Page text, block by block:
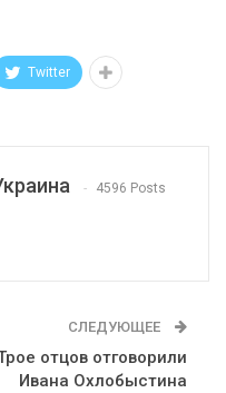
Twitter
4596 Posts
СЛЕДУЮЩЕЕ
отцов отговорили
Ивана Охлобыстина